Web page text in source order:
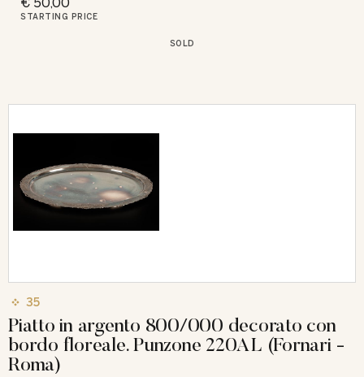
STARTING PRICE
SOLD
35
Piatto in argento 800/000 decorato con
bordo floreale. Punzone 220AL (Fornari -
Roma)